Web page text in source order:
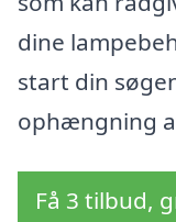
dine
start din
ophængning
Få 3 tilbud,